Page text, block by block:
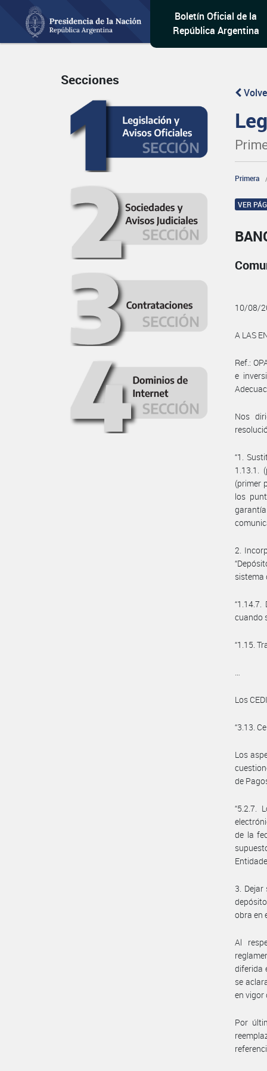
Boletín Oficial de la
República Argentina
Secciones
Primera
VER
10/08/
A LAS
Ref.:
e
Nos
“1.
1.13.1.
(primer
los
2.
sistema
cuando
“1.15.
…
Los
“3.13.
Los
de
“5.2.7.
de la
3.
obra en
Al
diferida
se
en vigor
Por